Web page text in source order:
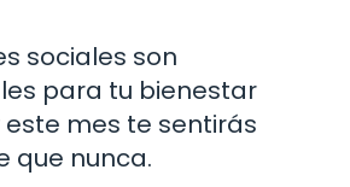
sociales son
para tu bienestar
mes te sentirás
que nunca.